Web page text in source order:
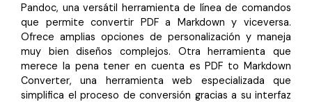
Pandoc, una versátil herramienta de línea de comandos
que permite convertir PDF a Markdown y viceversa.
Ofrece amplias opciones de personalización y maneja
muy bien diseños complejos. Otra herramienta que
merece la pena tener en cuenta es PDF to Markdown
Converter, una herramienta web especializada que
simplifica el proceso de conversión gracias a su interfaz